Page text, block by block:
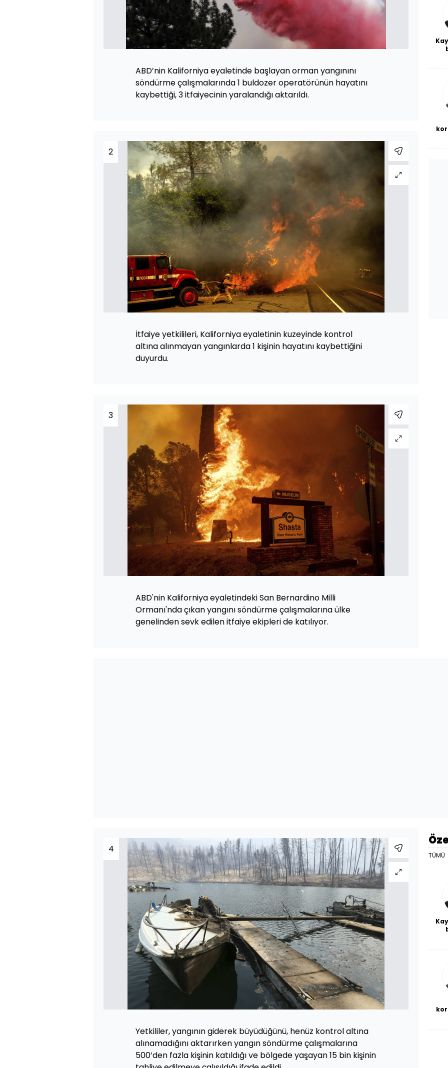
ABD’nin Kaliforniya eyaletinde başlayan orman yangınını
söndürme çalışmalarında 1 buldozer operatörünün hayatını
kaybettiği, 3 itfaiyecinin yaralandığı aktarıldı.
2
İtfaiye yetkilileri, Kaliforniya eyaletinin kuzeyinde kontrol
altına alınmayan yangınlarda 1 kişinin hayatını kaybettiğini
duyurdu.
3
ABD'nin Kaliforniya eyaletindeki San Bernardino Milli
Ormanı'nda çıkan yangını söndürme çalışmalarına ülke
genelinden sevk edilen itfaiye ekipleri de katılıyor.
4
Yetkililer, yangının giderek büyüdüğünü, henüz kontrol altına
alınamadığını aktarırken yangın söndürme çalışmalarına
500’den fazla kişinin katıldığı ve bölgede yaşayan 15 bin kişinin
TÜMÜ